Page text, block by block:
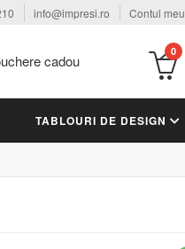
info@impresi.ro Contul meu
cadou
0
TABLOURI DE DESIGN